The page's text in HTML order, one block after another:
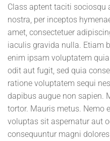
Class aptent taciti sociosqu
nostra, per inceptos
amet, consectetuer
iaculis gravida nulla. Etiam
enim ipsam voluptatem
odit aut fugit, sed quia
ratione voluptatem sequi
dapibus augue non sapien.
tortor. Mauris metus. Nemo
voluptas sit aspernatur aut
consequuntur magni